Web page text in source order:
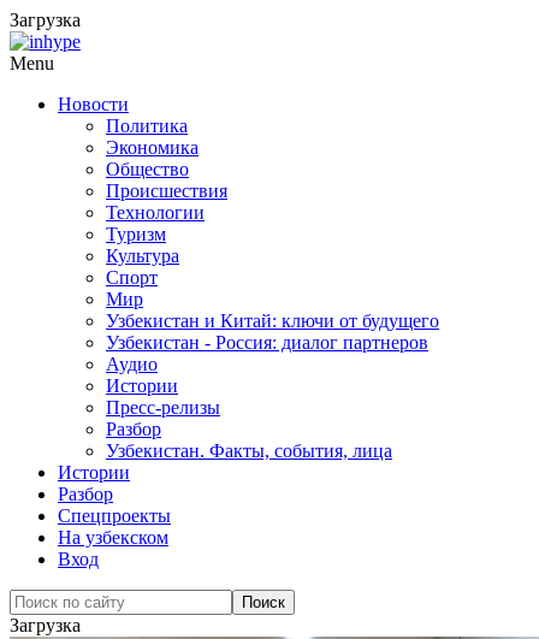
Загрузка
Menu
Новости
Политика
Экономика
Общество
Происшествия
Технологии
Туризм
Культура
Спорт
Мир
Узбекистан и Китай: ключи от будущего
Узбекистан - Россия: диалог партнеров
Аудио
Истории
Пресс-релизы
Разбор
Узбекистан. Факты, события, лица
Истории
Разбор
Спецпроекты
На узбекском
Вход
Загрузка